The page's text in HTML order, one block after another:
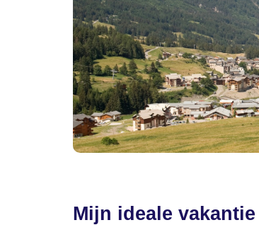
Mijn ideale vakantie